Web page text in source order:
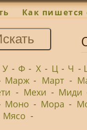
Как пишется
У - Ф - Х - Ц - Ч -
Марж - Март -
- Мехи - Миди
Моно - Мора -
Мясо -